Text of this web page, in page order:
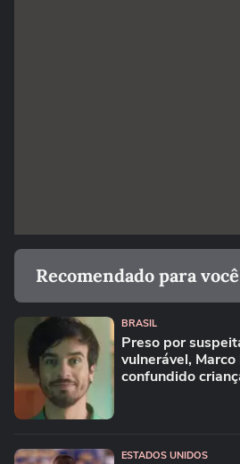
Recomendado para você
BRASIL
Preso por
vulnerável,
confundido
ESTADOS UNIDOS